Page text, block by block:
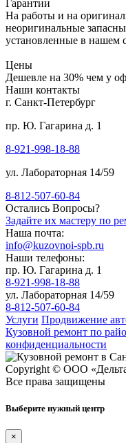
Гарантии
На работы и на
неоригинальные
установленные в нашем
Цены
Дешевле на 30% чем у
Наши контакты
г. Санкт-Петербург
пр. Ю. Гагарина д. 1
8-921-998-18-88
ул. Лабораторная 14/59
8-812-507-60-84
Остались Вопросы?
Задайте их мастеру по
Наша почта:
info@kuzovnoi-spb.ru
Наши телефоны:
пр. Ю. Гагарина д. 1
8-921-998-18-88
ул. Лабораторная 14/59
8-812-507-60-84
Услуги Продвижение
Кузовной ремонт по
конфиденциальности
Copyright © ООО
Все права защищены
Выберите нужный центр
×